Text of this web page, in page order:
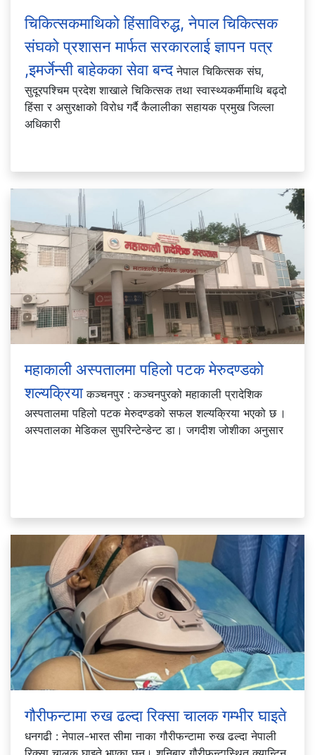
चिकित्सकमाथिको हिंसाविरुद्ध, नेपाल चिकित्सक
संघको प्रशासन मार्फत सरकारलाई ज्ञापन पत्र
,इमर्जेन्सी बाहेकका सेवा बन्दनेपाल चिकित्सक संघ,
सुदूरपश्चिम प्रदेश शाखाले चिकित्सक तथा स्वास्थ्यकर्मीमाथि बढ्दो
हिंसा र असुरक्षाको विरोध गर्दै कैलालीका सहायक प्रमुख जिल्ला
अधिकारी
महाकाली अस्पतालमा पहिलो पटक मेरुदण्डको
शल्यक्रियाकञ्चनपुर : कञ्चनपुरको महाकाली प्रादेशिक
अस्पतालमा पहिलो पटक मेरुदण्डको सफल शल्यक्रिया भएको छ ।
अस्पतालका मेडिकल सुपरिन्टेन्डेन्ट डा। जगदीश जोशीका अनुसार
गौरीफन्टामा रुख ढल्दा रिक्सा चालक गम्भीर घाइते
धनगढी : नेपाल-भारत सीमा नाका गौरीफन्टामा रुख ढल्दा नेपाली